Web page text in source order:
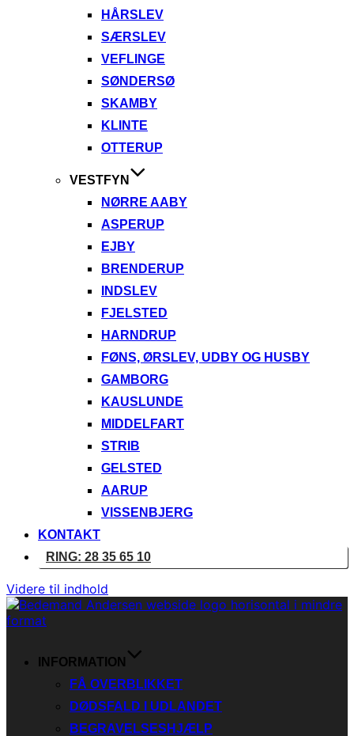
HÅRSLEV
SÆRSLEV
VEFLINGE
SØNDERSØ
SKAMBY
KLINTE
OTTERUP
VESTFYN
NØRRE AABY
ASPERUP
EJBY
BRENDERUP
INDSLEV
FJELSTED
HARNDRUP
FØNS, ØRSLEV, UDBY OG HUSBY
GAMBORG
KAUSLUNDE
MIDDELFART
STRIB
GELSTED
AARUP
VISSENBJERG
KONTAKT
RING: 28 35 65 10
Videre til indhold
INFORMATION
FÅ OVERBLIKKET
DØDSFALD I UDLANDET
BEGRAVELSESHJÆLP